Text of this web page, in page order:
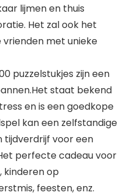
lijmen en thuis
Het zal ook het
vrienden met unieke
puzzelstukjes zijn een
staat bekend
en is een goedkope
kan een zelfstandige
tijdverdrijf voor een
perfecte cadeau voor
kinderen op
feesten, enz.